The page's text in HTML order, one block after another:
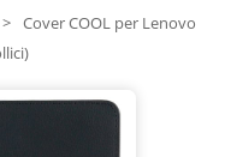
> Cover COOL per Lenovo